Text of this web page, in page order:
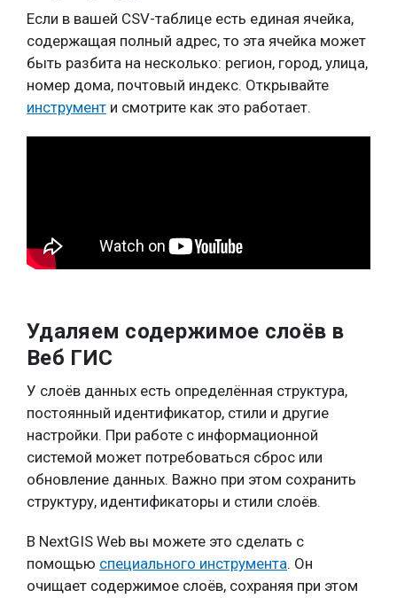
Если в вашей CSV-таблице есть единая ячейка,
содержащая полный адрес, то эта ячейка может
быть разбита на несколько: регион, город, улица,
номер дома, почтовый индекс. Открывайте
инструмент и смотрите как это работает.
Удаляем содержимое слоёв в
Веб ГИС
У слоёв данных есть определённая структура,
постоянный идентификатор, стили и другие
настройки. При работе с информационной
системой может потребоваться сброс или
обновление данных. Важно при этом сохранить
структуру, идентификаторы и стили слоёв.
В NextGIS Web вы можете это сделать с
помощью специального инструмента. Он
очищает содержимое слоёв, сохраняя при этом